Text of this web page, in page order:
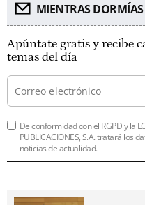
MIENTRAS DORMÍAS
Apúntate gratis y recibe
temas del día
De conformidad con el RGPD y la
PUBLICACIONES, S.A. tratará los
noticias de actualidad.